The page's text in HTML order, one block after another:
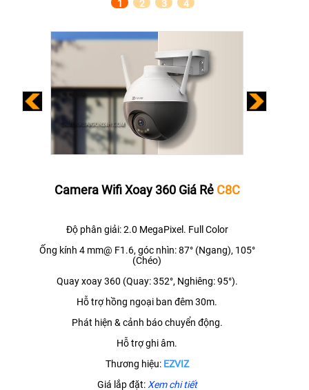
1 2 3 4
Camera Wifi Xoay 360 Giá Rẻ C8C
Độ phân giải: 2.0 MegaPixel. Full Color
Ống kính 4 mm@ F1.6, góc nhìn: 87° (Ngang), 105°
(Chéo)
Quay xoay 360 (Quay: 352°, Nghiêng: 95°).
Hỗ trợ hồng ngoại ban đêm 30m.
Phát hiện & cảnh báo chuyển động.
Hỗ trợ ghi âm.
Thương hiệu: EZVIZ
Giá lắp đặt: Xem chi tiết